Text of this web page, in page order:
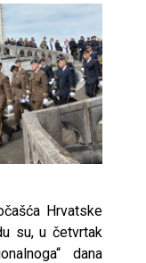
Hrvatske
su, u četvrtak
dana